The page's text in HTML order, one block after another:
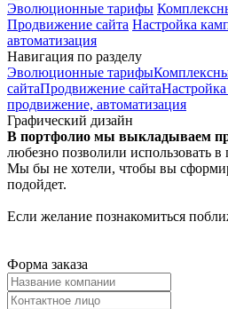
Эволюционные тарифы
Продвижение сайта Настройка
автоматизация
Навигация по разделу
Эволюционные тарифы
сайтаПродвижение сайта
продвижение, автоматизация
Графический дизайн
В портфолио мы выкладываем
любезно позволили использовать в
Мы бы не хотели, чтобы вы
подойдет.
Если желание познакомиться
Форма заказа